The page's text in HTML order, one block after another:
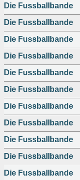
Die Fussballbande
Die Fussballbande
Die Fussballbande
Die Fussballbande
Die Fussballbande
Die Fussballbande
Die Fussballbande
Die Fussballbande
Die Fussballbande
Die Fussballbande
Die Fussballbande